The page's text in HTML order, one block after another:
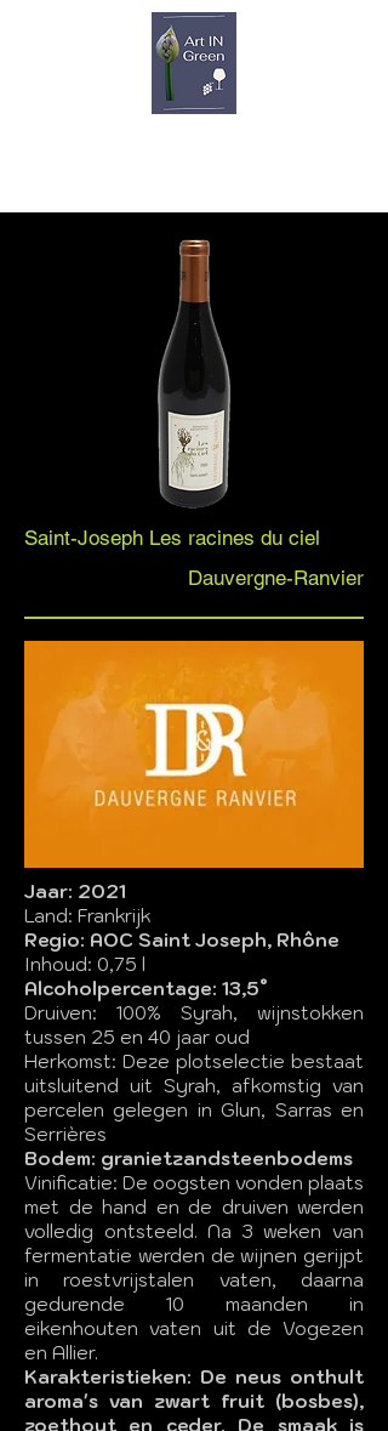
Saint-Joseph Les racines du ciel
Dauvergne-Ranvier
Jaar: 2021
Land: Frankrijk
Regio: AOC Saint Joseph, Rhône
Inhoud: 0,75 l
Alcoholpercentage: 13,5°
Druiven: 100% Syrah, wijnstokken
tussen 25 en 40 jaar oud
Herkomst: Deze plotselectie bestaat
uitsluitend uit Syrah, afkomstig van
percelen gelegen in Glun, Sarras en
Serrières
Bodem: granietzandsteenbodems
Vinificatie: De oogsten vonden plaats
met de hand en de druiven werden
volledig ontsteeld. Na 3 weken van
fermentatie werden de wijnen gerijpt
in roestvrijstalen vaten, daarna
gedurende 10 maanden in
eikenhouten vaten uit de Vogezen
en Allier.
Karakteristieken: De neus onthult
aroma's van zwart fruit (bosbes),
zoethout en ceder. De smaak is